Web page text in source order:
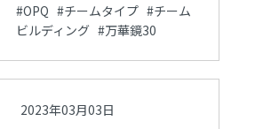
#OPQ #チームタイプ #チーム
ビルディング #万華鏡30
2023年03月03日